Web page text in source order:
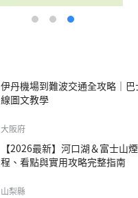
伊丹機場到難波交通全攻略｜
線圖文教學
大阪府
【2026最新】河口湖＆富士山
程、看點與實用攻略完整指南
山梨縣